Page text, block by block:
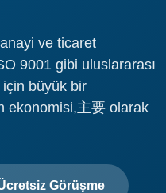
ve ticaret
9001 gibi uluslararası
büyük bir
ekonomisi,主要 olarak
Görüşme